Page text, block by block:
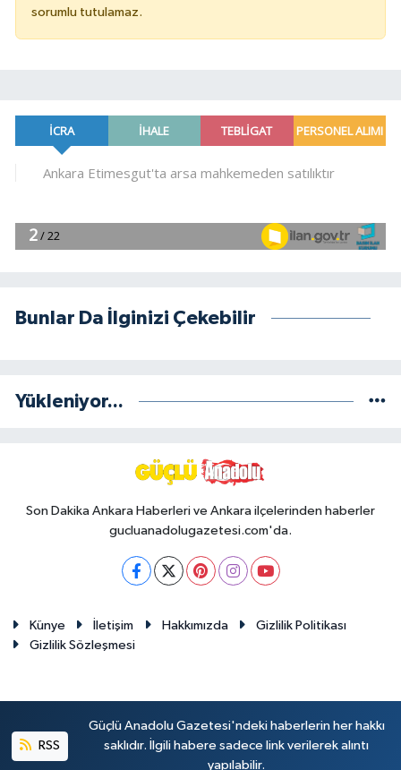
sorumlu tutulamaz.
Bunlar Da İlginizi Çekebilir
Yükleniyor...
Son Dakika Ankara Haberleri ve Ankara ilçelerinden haberler
gucluanadolugazetesi.com'da.
Künye İletişim Hakkımızda
Gizlilik Politikası
Gizlilik Sözleşmesi
RSS
Güçlü Anadolu Gazetesi'ndeki haberlerin her hakkı
saklıdır. İlgili habere sadece link verilerek alıntı
yapılabilir.